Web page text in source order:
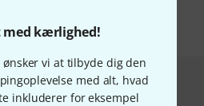
med kærlighed!
ønsker vi at tilbyde dig den
med alt, hvad
inkluderer for eksempel
felt